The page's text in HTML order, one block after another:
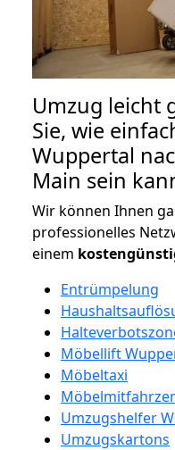
Umzug leicht
Sie, wie
Wuppertal
Main sein
Wir können Ihnen
professionelles
einem
Entrümpelung
Möbellift
Möbeltaxi
Umzugshelfer
Umzugskartons